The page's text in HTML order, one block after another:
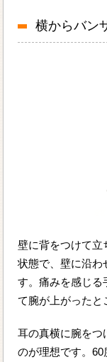
横からバン
壁に背をつけて立
状態で、壁に沿わ
す。痛みを感じる
て腕が上がったと
耳の真横に腕をつ
のが理想です。